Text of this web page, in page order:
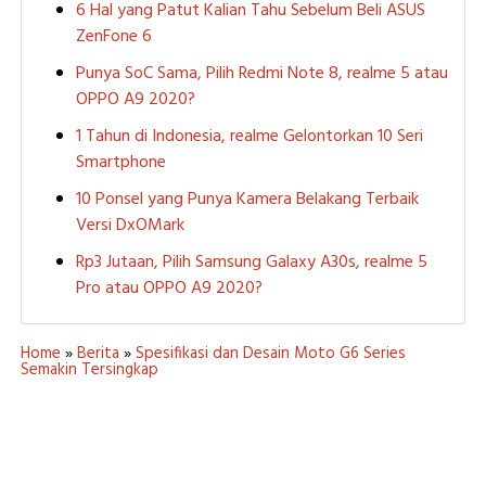
6 Hal yang Patut Kalian Tahu Sebelum Beli ASUS
ZenFone 6
Punya SoC Sama, Pilih Redmi Note 8, realme 5 atau
OPPO A9 2020?
1 Tahun di Indonesia, realme Gelontorkan 10 Seri
Smartphone
10 Ponsel yang Punya Kamera Belakang Terbaik
Versi DxOMark
Rp3 Jutaan, Pilih Samsung Galaxy A30s, realme 5
Pro atau OPPO A9 2020?
Home »Berita »Spesifikasi dan Desain Moto G6 Series
Semakin Tersingkap